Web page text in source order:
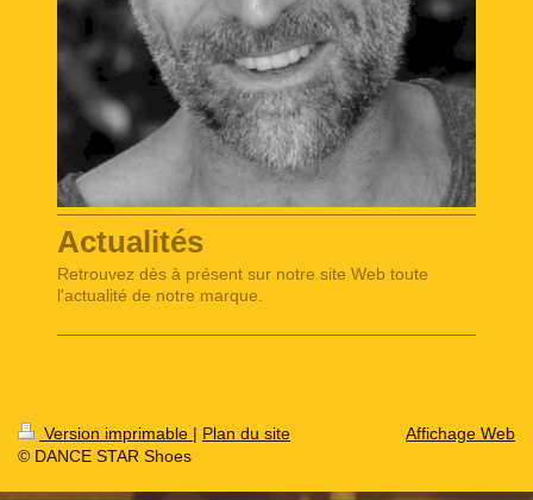
Actualités
Retrouvez dès à présent sur notre site Web toute
l'actualité de notre marque.
Version imprimable | Plan du site
© DANCE STAR Shoes
Affichage Web